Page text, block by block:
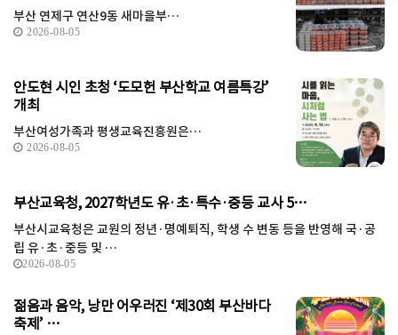
부산 연제구 연산9동 새마을부…
2026-08-05
안도현 시인 초청 ‘도모헌 부산학교 여름특강’
개최
부산여성가족과 평생교육진흥원은…
2026-08-05
부산교육청, 2027학년도 유·초·특수·중등 교사 5…
부산시교육청은 교원의 정년·명예퇴직, 학생 수 변동 등을 반영해 국·공
립 유·초·중등 및 …
2026-08-05
젊음과 음악, 낭만 어우러진 ‘제30회 부산바다
축제’ …